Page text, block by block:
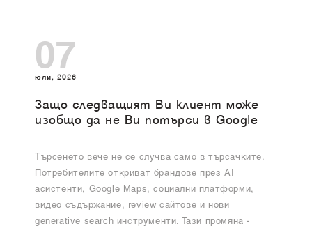
07
юли, 2026
Защо следващият Ви клиент може
изобщо да не Ви потърси в Google
Търсенето вече не се случва само в търсачките.
Потребителите откриват брандове през AI
асистенти, Google Maps, социални платформи,
видео съдържание, review сайтове и нови
generative search инструменти. Тази промяна -